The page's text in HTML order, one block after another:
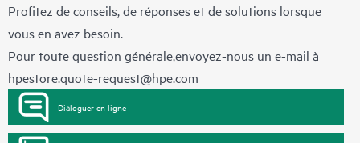
Profitez de conseils, de réponses et de solutions lorsque
vous en avez besoin.
Pour toute question générale,envoyez-nous un e-mail à
hpestore.quote-request@hpe.com
Dialoguer en ligne